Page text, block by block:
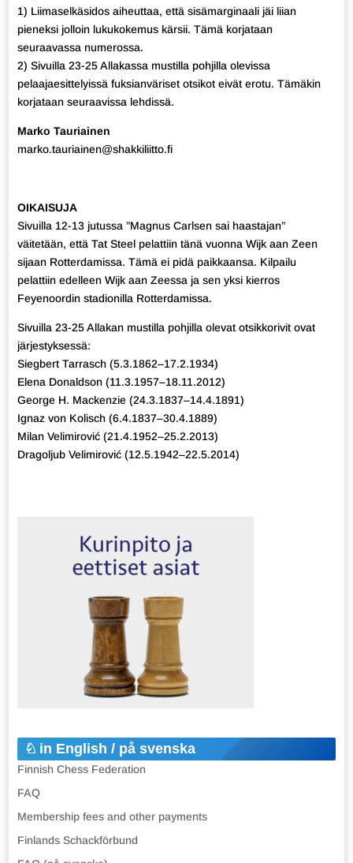
1) Liimaselkäsidos aiheuttaa, että sisämarginaali jäi liian
pieneksi jolloin lukukokemus kärsii. Tämä korjataan
seuraavassa numerossa.
2) Sivuilla 23-25 Allakassa mustilla pohjilla olevissa
pelaajaesittelyissä fuksianväriset otsikot eivät erotu. Tämäkin
korjataan seuraavissa lehdissä.
Marko Tauriainen
marko.tauriainen@shakkiliitto.fi
OIKAISUJA
Sivuilla 12-13 jutussa ”Magnus Carlsen sai haastajan”
väitetään, että Tat Steel pelattiin tänä vuonna Wijk aan Zeen
sijaan Rotterdamissa. Tämä ei pidä paikkaansa. Kilpailu
pelattiin edelleen Wijk aan Zeessa ja sen yksi kierros
Feyenoordin stadionilla Rotterdamissa.
Sivuilla 23-25 Allakan mustilla pohjilla olevat otsikkorivit ovat
järjestyksessä:
Siegbert Tarrasch (5.3.1862–17.2.1934)
Elena Donaldson (11.3.1957–18.11.2012)
George H. Mackenzie (24.3.1837–14.4.1891)
Ignaz von Kolisch (6.4.1837–30.4.1889)
Milan Velimirović (21.4.1952–25.2.2013)
Dragoljub Velimirović (12.5.1942–22.5.2014)
in English / på svenska
Finnish Chess Federation
FAQ
Membership fees and other payments
Finlands Schackförbund